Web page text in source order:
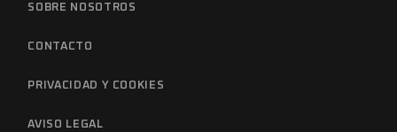
SOBRE NOSOTROS
CONTACTO
PRIVACIDAD Y COOKIES
AVISO LEGAL